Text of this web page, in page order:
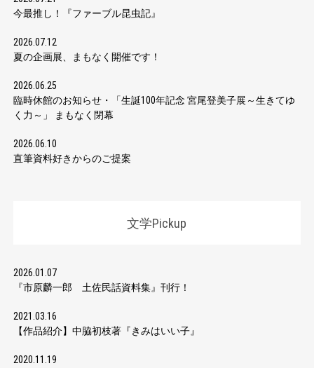
今最推し！『ファーブル昆虫記』
2026.07.12
夏の企画展、まもなく開催です！
2026.06.25
臨時休館のお知らせ・「生誕100年記念 宮尾登美子展～生きてゆ
く力～」 まもなく閉幕
2026.06.10
直筆資料好きからのご提案
文学Pickup
2026.01.07
『市原麟一郎 土佐民話資料集』刊行！
2021.03.16
【作品紹介】中脇初枝著『きみはいい子』
2020.11.19